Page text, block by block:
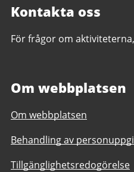
Kontakta oss
För frågor om
Om webbplatsen
Om webbplatsen
Behandling av
Tillgänglighetsredogörelse